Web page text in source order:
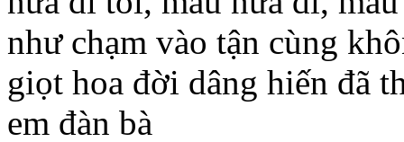
như chạm vào tận cùng
giọt hoa đời dâng hiến đã
em đàn bà